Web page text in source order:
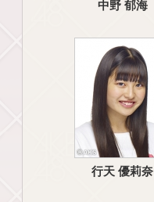
中野 郁海
行天 優莉奈